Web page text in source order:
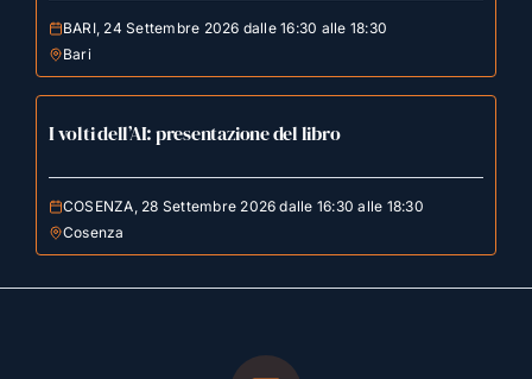
BARI, 24 Settembre 2026 dalle 16:30 alle 18:30
Bari
I volti dell’AI: presentazione del libro
COSENZA, 28 Settembre 2026 dalle 16:30 alle 18:30
Cosenza